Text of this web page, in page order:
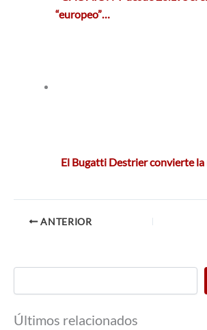
“europeo”…
El Bugatti Destrier convierte
ANTERIOR
Últimos relacionados